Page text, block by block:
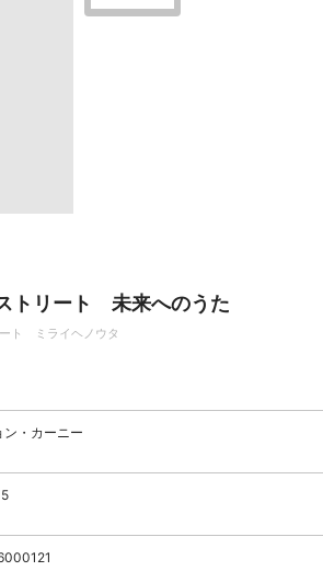
トリート 未来へのうた
ト ミライヘノウタ
ン・カーニー